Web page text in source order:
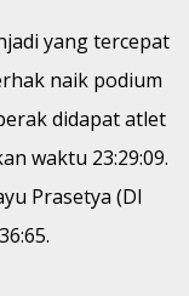
yang tercepat
naik podium
didapat atlet
waktu 23:29:09.
Prasetya (DI